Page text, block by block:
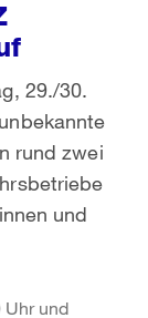
29./30.
rund zwei
und
Uhr und